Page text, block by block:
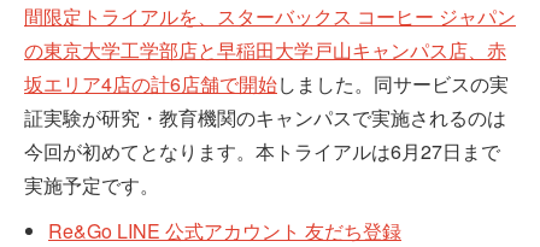
間限定トライアルを、スターバックス コーヒー ジャパン
の東京大学工学部店と早稲田大学戸山キャンパス店、赤
坂エリア4店の計6店舗で開始しました。同サービスの実
証実験が研究・教育機関のキャンパスで実施されるのは
今回が初めてとなります。本トライアルは6月27日まで
実施予定です。
Re&Go LINE 公式アカウント 友だち登録